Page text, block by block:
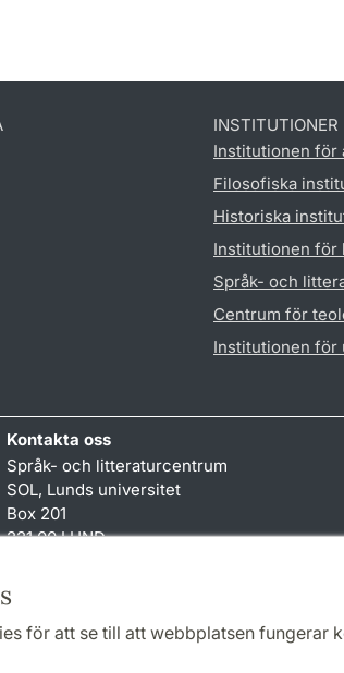
för att se till att webbplatsen fungerar
INSTITUTIONER
Institutionen för
Filosofiska
Historiska
Institutionen för
Språk- och
Centrum för
Institutionen för
Kontakta oss
Språk- och litteraturcentrum
SOL, Lunds universitet
Box 201
221 00 LUND
reception